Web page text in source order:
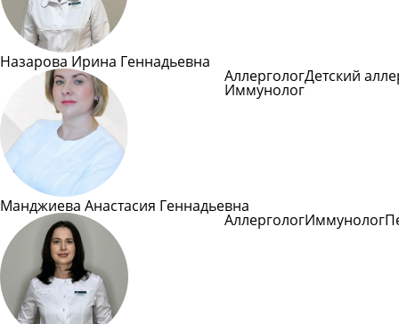
Назарова Ирина Геннадьевна
АллергологДетский
Иммунолог
Манджиева Анастасия Геннадьевна
АллергологИммунолог